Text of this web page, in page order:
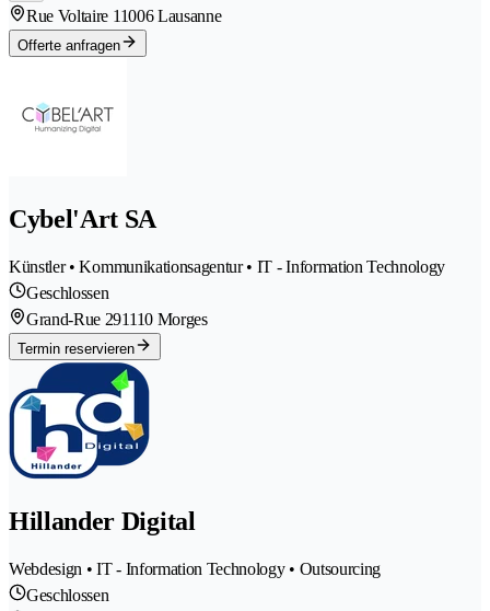
Rue Voltaire 11006 Lausanne
Offerte anfragen
Cybel'Art SA
Künstler • Kommunikationsagentur • IT - Information Technology
Geschlossen
Grand-Rue 291110 Morges
Termin reservieren
Hillander Digital
Webdesign • IT - Information Technology • Outsourcing
Geschlossen